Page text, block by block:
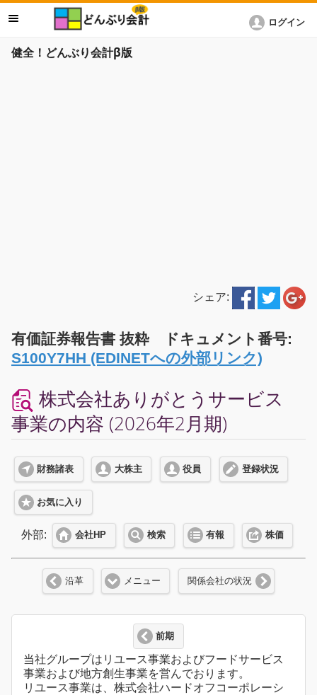
健全！どんぶり会計β版
ログイン
シェア:
有価証券報告書 抜粋 ドキュメント番号:
S100Y7HH (EDINETへの外部リンク)
株式会社ありがとうサービス
事業の内容 (2026年2月期)
財務諸表 大株主 役員 登録状況
お気に入り
外部: 会社HP 検索 有報 株価
沿革 メニュー 関係会社の状況
前期
当社グループはリユース事業およびフードサービス
事業および地方創生事業を営んでおります。
リユース事業は、株式会社ハードオフコーポレーシ